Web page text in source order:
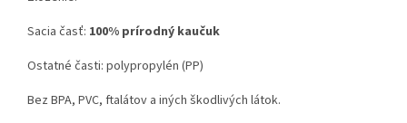
Sacia časť: 100% prírodný kaučuk
Ostatné časti: polypropylén (PP)
Bez BPA, PVC, ftalátov a iných škodlivých látok.